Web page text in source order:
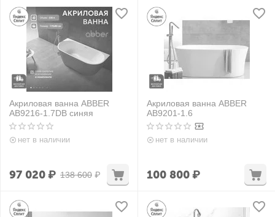
Акриловая ванна ABBER
AB9216-1.7DB синяя
нет в наличии
138 600 ₽
97 020₽
Акриловая ванна ABBER
AB9201-1.6
нет в наличии
100 800₽